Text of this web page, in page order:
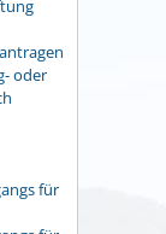
oder
für